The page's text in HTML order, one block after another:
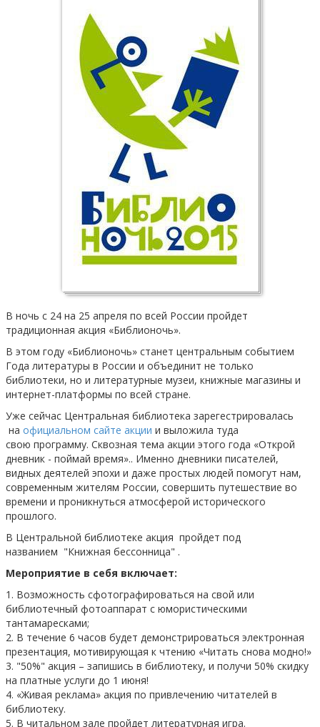
В ночь с 24 на 25 апреля по всей России пройдет
традиционная акция «Библионочь».
В этом году «Библионочь» станет центральным событием
Года литературы в России и объединит не только
библиотеки, но и литературные музеи, книжные магазины и
интернет-платформы по всей стране.
Уже сейчас Центральная библиотека зарегестрировалась
на официальном сайте акции и выложила туда
свою программу. Сквозная тема акции этого года «Открой
дневник - поймай время».. Именно дневники писателей,
видных деятелей эпохи и даже простых людей помогут нам,
современным жителям России, совершить путешествие во
времени и проникнуться атмосферой исторического
прошлого.
В Центральной библиотеке акция пройдет под
названием "Книжная бессонница" .
Мероприятие в себя включает:
1. Возможность сфотографироваться на свой или
библиотечный фотоаппарат с юмористическими
тантамаресками;
2. В течение 6 часов будет демонстрироваться электронная
презентация, мотивирующая к чтению «Читать снова модно!»
3. "50%" акция – запишись в библиотеку, и получи 50% скидку
на платные услуги до 1 июня!
4. «Живая реклама» акция по привлечению читателей в
библиотеку.
5. В читальном зале пройдет литературная игра.